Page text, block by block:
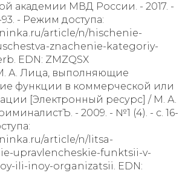
академии МВД России. - 2017. -
- Режим доступа:
article/n/hischenie-
znachenie-kategoriy-
EDN: ZMZQSX
А. Лица, выполняющие
функции в коммерческой или
[Электронный ресурс] / М. А.
- 2009. - №1 (4). - с. 16-
article/n/litsa-
upravlencheskie-funktsii-v-
ili-inoy-organizatsii. EDN: